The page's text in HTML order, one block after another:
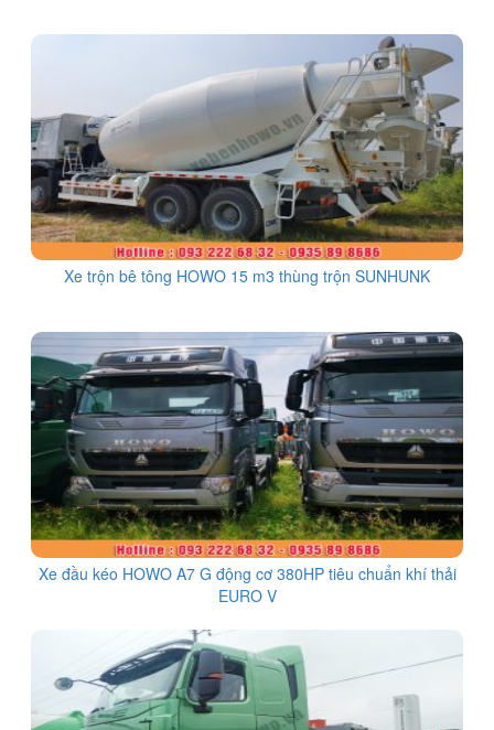
Xe trộn bê tông HOWO 15 m3 thùng trộn SUNHUNK
Xe đầu kéo HOWO A7 G động cơ 380HP tiêu chuẩn khí thải
EURO V